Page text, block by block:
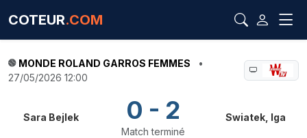
COTEUR.COM
MONDE ROLAND GARROS FEMMES
•
27/05/2026 12:00
Sara Bejlek 0 - 2
Match terminé
Swiatek, Iga